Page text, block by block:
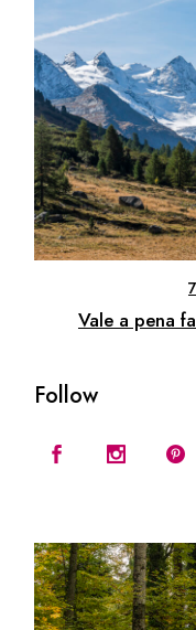
Vale a pena
Follow